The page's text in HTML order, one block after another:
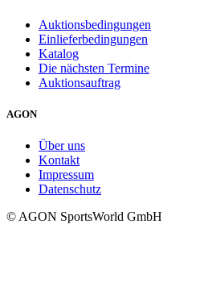
Auktionsbedingungen
Einlieferbedingungen
Katalog
Die nächsten Termine
Auktionsauftrag
AGON
Über uns
Kontakt
Impressum
Datenschutz
© AGON SportsWorld GmbH